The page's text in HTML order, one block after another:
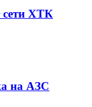
сети ХТК
на АЗС